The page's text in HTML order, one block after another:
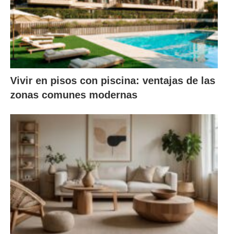
Vivir en pisos con piscina: ventajas de las
zonas comunes modernas